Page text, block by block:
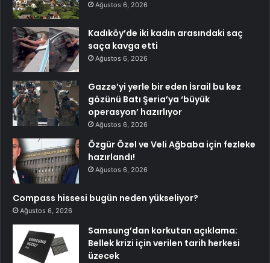
Ağustos 6, 2026
Kadıköy’de iki kadın arasındaki saç
saça kavga etti
Ağustos 6, 2026
Gazze’yi yerle bir eden İsrail bu kez
gözünü Batı Şeria’ya ‘büyük
operasyon’ hazırlıyor
Ağustos 6, 2026
Özgür Özel ve Veli Ağbaba için fezleke
hazırlandı!
Ağustos 6, 2026
Compass hissesi bugün neden yükseliyor?
Ağustos 6, 2026
Samsung’dan korkutan açıklama:
Bellek krizi için verilen tarih herkesi
üzecek